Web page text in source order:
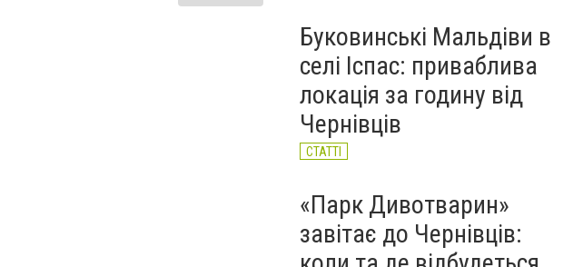
Буковинські Мальдіви в
селі Іспас: приваблива
локація за годину від
Чернівців
СТАТТІ
«Парк Дивотварин»
завітає до Чернівців: